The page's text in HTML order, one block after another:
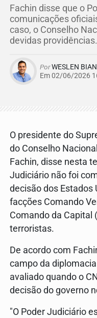
Fachin disse que o
comunicações
caso, o Conselho
devidas providências.
PorWESLEN
Em 02/06/2026
O presidente do
do Conselho
Fachin, disse nesta
Judiciário não foi
decisão dos Estados
facções Comando
Comando da Capital
terroristas.
De acordo com
campo da
avaliado quando o
decisão do governo
"O Poder Judiciário